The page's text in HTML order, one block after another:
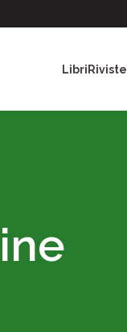
LibriRiviste